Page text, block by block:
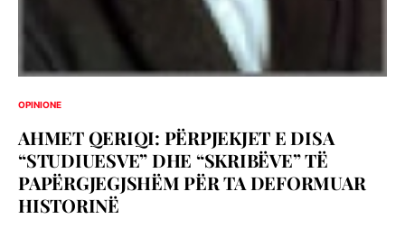
OPINIONE
AHMET QERIQI: PËRPJEKJET E DISA
“STUDIUESVE” DHE “SKRIBËVE” TË
PAPËRGJEGJSHËM PËR TA DEFORMUAR
HISTORINË